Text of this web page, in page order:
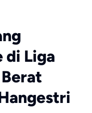
di Liga